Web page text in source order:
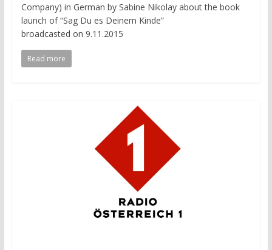
Company) in German by Sabine Nikolay about the book
launch of “Sag Du es Deinem Kinde”
broadcasted on 9.11.2015
Read more